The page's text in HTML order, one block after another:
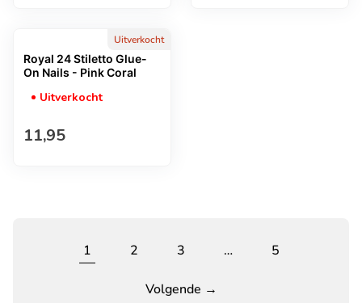
Uitverkocht
Royal 24 Stiletto Glue-
On Nails - Pink Coral
Uitverkocht
Normale prijs
11,95
1 2 3 … 5
Volgende →